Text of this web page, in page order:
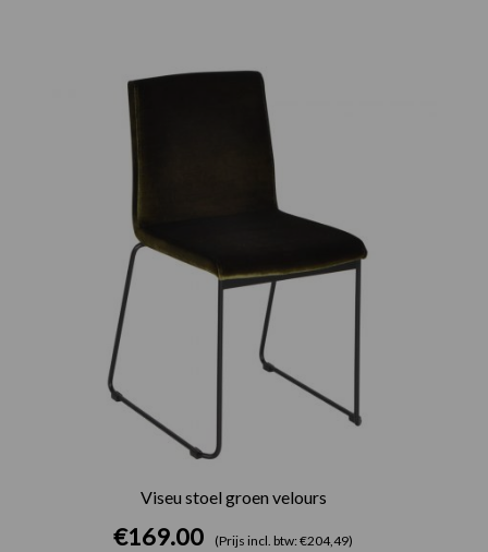
Viseu stoel groen velours
€169.00 (Prijs incl. btw: €204,49)